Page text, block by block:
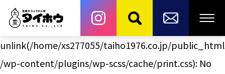
Warning:
unlink(/home/xs277055/taiho1976.co.jp/public_html
/wp-content/plugins/wp-scss/cache/print.css): No